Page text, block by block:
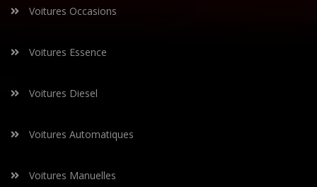
Voitures Occasions
Voitures Essence
Voitures Diesel
Voitures Automatiques
Voitures Manuelles